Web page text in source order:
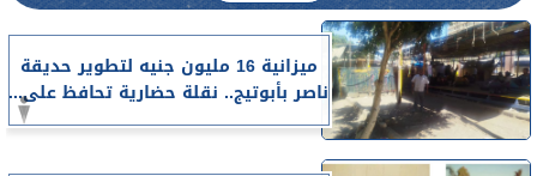
ميزانية 16 مليون جنيه لتطوير حديقة
ناصر بأبوتيج.. نقلة حضارية تحافظ على...